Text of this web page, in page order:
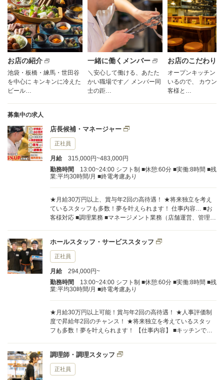
お店の紹介
池袋・板橋・練馬・世田谷
を中心に キンキンに冷えた
ビール…
一緒に働くメンバー
＼安心して働ける、あたた
かい職場です／ メンバー同
士の距…
お店のこだわり
オープンキッチンと
いるので、 カウン
客様と…
募集中の求人
店長候補・マネージャー
正社員
月給
315,000円~483,000円
勤務時間
13:00~24:00 シフト制 ■休憩:60分 ■実働:8時間 ■残
業:平均30時間/月 ■終電考慮あり
★月給30万円以上、賞与年2回の高待遇！ ★将来独立を考え
ているスタッフも多数！夢を叶えられます！ 仕事内容… ■お
客様対応 ■調理業務 ■マネージメント業務（店舗運営、管理）
場で心配なく仕事ができます。 また、先輩スタッフからのサ
ポート体制も万全。 経験者や仕事に慣れてきた方は、 マニュ
アルだけに囚われず、 アイデアを駆使してのびのび働けます
よ。 ＼未経験の方も安心して始められます／ 仕事を円滑に進
められるようマニュアルをご用意しています。 また丁寧にサ
ポートしますので安心してお仕事スタートできます！
ホールスタッフ・サービススタッフ
正社員
月給
294,000円~
勤務時間
13:00~24:00 シフト制 ■休憩:60分 ■実働:8時間 ■残
業:平均30時間/月 ■終電考慮あり
★月給30万円以上可能！賞与年2回の高待遇！ ★人事評価制
度で昇給年2回のチャンス！ ★将来独立を考えているスタッ
フも多数！夢を叶えられます！ 【仕事内容】 ■キッチンでの
理、会計など幅広い業務がございます。 マニュアルや、スタ
ッフのフォローがあるので 安心してお仕事が始められます。
仕事に慣れてきたら、 あなたらしくのびのびと働いてくださ
調理師・調理スタッフ
正社員